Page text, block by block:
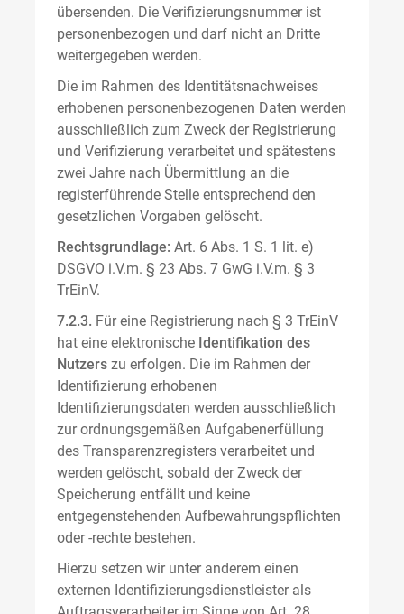
übersenden. Die Verifizierungsnummer ist
personenbezogen und darf nicht an Dritte
weitergegeben werden.
Die im Rahmen des Identitätsnachweises
erhobenen personenbezogenen Daten werden
ausschließlich zum Zweck der Registrierung
und Verifizierung verarbeitet und spätestens
zwei Jahre nach Übermittlung an die
registerführende Stelle entsprechend den
gesetzlichen Vorgaben gelöscht.
Rechtsgrundlage: Art. 6 Abs. 1 S. 1 lit. e)
DSGVO i.V.m. § 23 Abs. 7 GwG i.V.m. § 3
TrEinV.
7.2.3. Für eine Registrierung nach § 3 TrEinV
hat eine elektronische Identifikation des
Nutzers zu erfolgen. Die im Rahmen der
Identifizierung erhobenen
Identifizierungsdaten werden ausschließlich
zur ordnungsgemäßen Aufgabenerfüllung
des Transparenzregisters verarbeitet und
werden gelöscht, sobald der Zweck der
Speicherung entfällt und keine
entgegenstehenden Aufbewahrungspflichten
oder -rechte bestehen.
Hierzu setzen wir unter anderem einen
externen Identifizierungsdienstleister als